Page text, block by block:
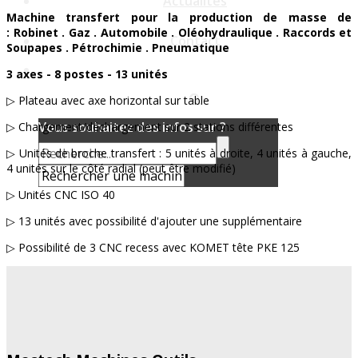
Contact
Vous souhaitez des infos sur ?
Machine transfert pour la production de masse de
: Robinet . Gaz . Automobile . Oléohydraulique . Raccords et
Soupapes . Pétrochimie . Pneumatique
3 axes - 8 postes - 13 unités
▷ Plateau avec axe horizontal sur table
▷ Chargement/déchargement sur 2 stations différentes
▷ Unités de broche transfert : 5 unités à droite, 4 unités à gauche,
4 unités sur le côté radial (peut être modifié)
▷ Unités CNC ISO 40
▷ 13 unités avec possibilité d'ajouter une supplémentaire
▷ Possibilité de 3 CNC recess avec KOMET tête PKE 125